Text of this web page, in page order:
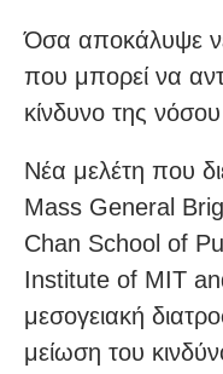
Όσα αποκάλυψε
που μπορεί να
κίνδυνο της
Νέα μελέτη που
Mass General
Chan School of
Institute of MIT
μεσογειακή
μείωση του